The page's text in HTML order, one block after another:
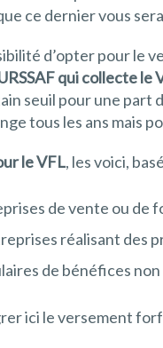
ce dernier vous
d’opter pour le
qui collecte
seuil pour une
tous les ans mais
le VFL, les voici,
de vente ou de
réalisant des
de bénéfices
ici le versement